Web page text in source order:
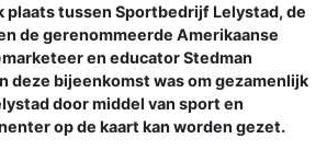
tussen Sportbedrijf Lelystad, de
de gerenommeerde Amerikaanse
en educator Stedman
deze bijeenkomst was om gezamenlijk
door middel van sport en
op de kaart kan worden gezet.